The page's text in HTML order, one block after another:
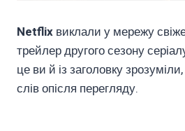
Netflix виклали у мережу
трейлер другого сезону
це ви й із заголовку
слів опісля перегляду.